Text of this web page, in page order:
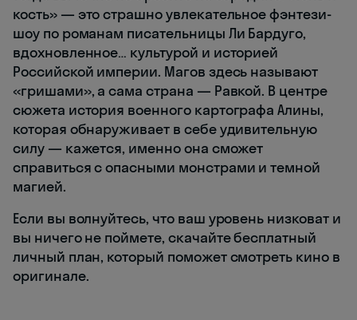
кость» — это страшно увлекательное фэнтези-
шоу по романам писательницы Ли Бардуго,
вдохновленное… культурой и историей
Российской империи. Магов здесь называют
«гришами», а сама страна — Равкой. В центре
сюжета история военного картографа Алины,
которая обнаруживает в себе удивительную
силу — кажется, именно она сможет
справиться с опасными монстрами и темной
магией.
Если вы волнуйтесь, что ваш уровень низковат и
вы ничего не поймете, скачайте бесплатный
личный план, который поможет смотреть кино в
оригинале.